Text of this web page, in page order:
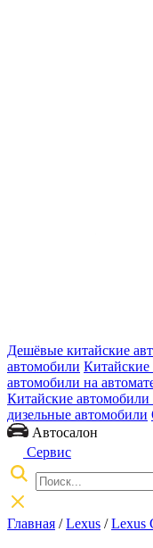
Дешёвые китайские
автомобили Китайские
автомобили на
Китайские
дизельные автомобили
Автосалон
Сервис
Главная /Lexus /Lexus